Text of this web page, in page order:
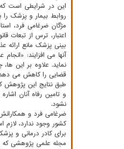
این در شرایطی است
روابط بیمار و پزشک را
مژگان ضرغامی فرد،
اعتبار، ترس از تبعات
بینی پزشک مانع ارائه
آنها می افزایند:
نماید. علاوه بر این
قضایی را کاهش می
طبق نتایج این پژوهش
و تامین رفاه آنان
نشود.
ضرغامی فرد و
کشور وجود ندارد،
برای کادر درمانی و
مجله علمی پژوهشی که